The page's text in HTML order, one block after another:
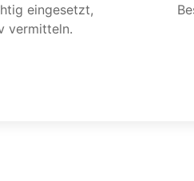
eingesetzt,
vermitteln.